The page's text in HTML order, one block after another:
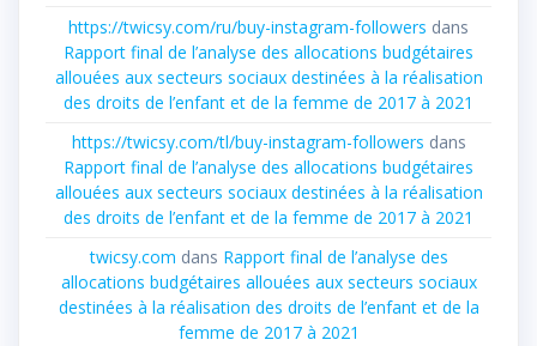
https://twicsy.com/ru/buy-instagram-followers dans
Rapport final de l’analyse des allocations budgétaires
allouées aux secteurs sociaux destinées à la réalisation
des droits de l’enfant et de la femme de 2017 à 2021
https://twicsy.com/tl/buy-instagram-followers dans
Rapport final de l’analyse des allocations budgétaires
allouées aux secteurs sociaux destinées à la réalisation
des droits de l’enfant et de la femme de 2017 à 2021
twicsy.com dans Rapport final de l’analyse des
allocations budgétaires allouées aux secteurs sociaux
destinées à la réalisation des droits de l’enfant et de la
femme de 2017 à 2021